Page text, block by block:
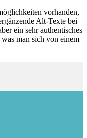
vorhanden,
Alt-Texte bei
ein sehr authentisches
man sich von einem